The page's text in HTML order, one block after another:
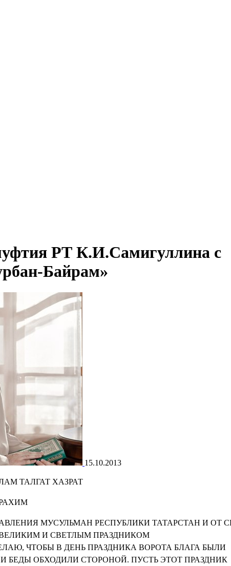
РТ К.И.Самигуллина с
Байрам»
15.10.2013
ТАЛГАТ ХАЗРАТ
МУСУЛЬМАН РЕСПУБЛИКИ ТАТАРСТАН И ОТ
И СВЕТЛЫМ ПРАЗДНИКОМ
ЧТОБЫ В ДЕНЬ ПРАЗДНИКА ВОРОТА БЛАГА БЫЛИ
БЕДЫ ОБХОДИЛИ СТОРОНОЙ. ПУСТЬ ЭТОТ ПРАЗДНИК